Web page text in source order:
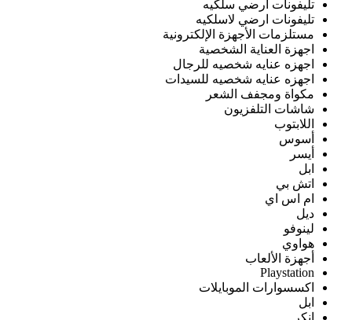
تليفونات ارضي سلكيه
تليفونات ارضي لاسلكيه
مستلزمات الأجهزة الإلكترونية
اجهزة العناية الشخصية
اجهزه عنايه شخصيه للرجال
اجهزه عنايه شخصيه للسيدات
مكواة ومجفف الشعر
شاشات التلفزيون
اللابتوب
أسوس
أيسر
ابل
اتش بي
ام اس اي
ديل
لينوفو
هواوي
أجهزة الألعاب
Playstation
اكسسوارات الموبايلات
ابل